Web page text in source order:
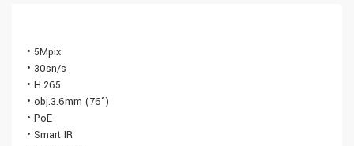
• 5Mpix
• 30sn/s
• H.265
• obj.3.6mm (76°)
• PoE
• Smart IR